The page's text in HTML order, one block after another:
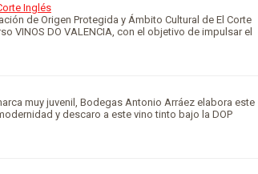
Inglés
de Origen Protegida y Ámbito Cultural de El Corte
VINOS DO VALENCIA, con el objetivo de impulsar el
muy juvenil, Bodegas Antonio Arráez elabora este
y descaro a este vino tinto bajo la DOP